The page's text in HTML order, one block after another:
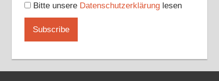
Bitte unsere Datenschutzerklärunglesen